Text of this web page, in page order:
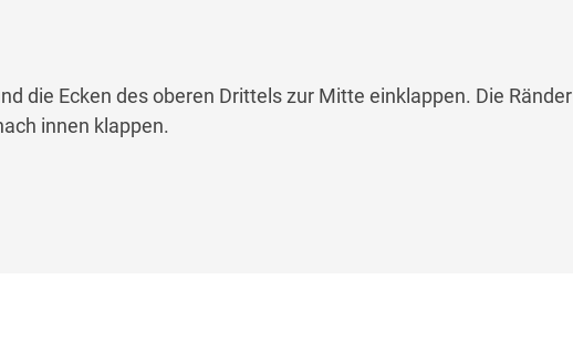
die Ecken des oberen Drittels zur Mitte einklappen. Die Ränder
innen klappen.